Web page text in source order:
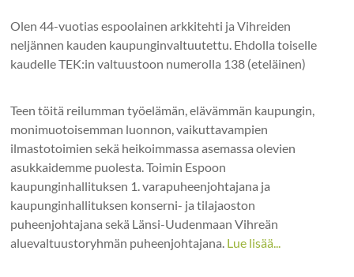
Olen 44-vuotias espoolainen arkkitehti ja Vihreiden
neljännen kauden kaupunginvaltuutettu. Ehdolla toiselle
kaudelle TEK:in valtuustoon numerolla 138 (eteläinen)
Teen töitä reilumman työelämän, elävämmän kaupungin,
monimuotoisemman luonnon, vaikuttavampien
ilmastotoimien sekä heikoimmassa asemassa olevien
asukkaidemme puolesta. Toimin Espoon
kaupunginhallituksen 1. varapuheenjohtajana ja
kaupunginhallituksen konserni- ja tilajaoston
puheenjohtajana sekä Länsi-Uudenmaan Vihreän
aluevaltuustoryhmän puheenjohtajana. Lue lisää...